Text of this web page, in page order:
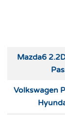
Cikkek
Mazda6
Volkswagen